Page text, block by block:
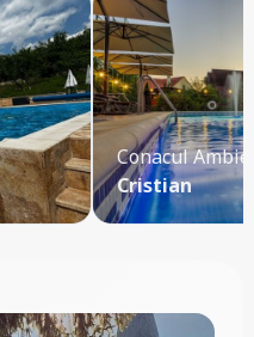
Conacul
Cristian